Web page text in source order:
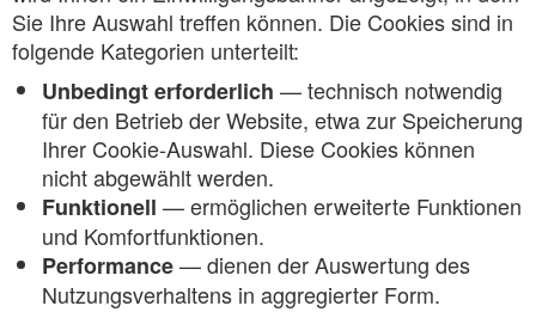
Sie Ihre Auswahl treffen können. Die Cookies sind in
folgende Kategorien unterteilt:
Unbedingt erforderlich — technisch notwendig
für den Betrieb der Website, etwa zur Speicherung
Ihrer Cookie-Auswahl. Diese Cookies können
nicht abgewählt werden.
Funktionell — ermöglichen erweiterte Funktionen
und Komfortfunktionen.
Performance— dienen der Auswertung des
Nutzungsverhaltens in aggregierter Form.